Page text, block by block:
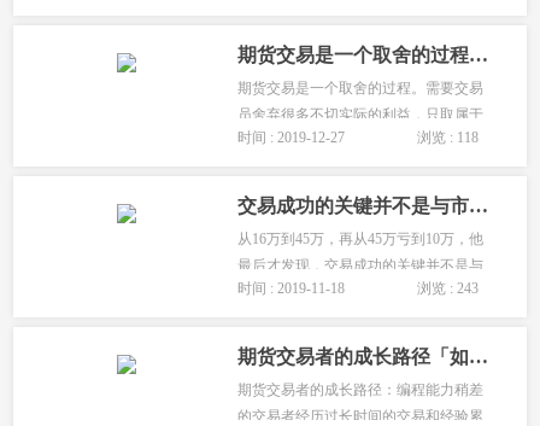
期货交易是一个取舍的过程,抓住属于自己该赚的钱!
期货交易是一个取舍的过程。需要交易
员舍弃很多不切实际的利益，只取属于
自己的那一个环节，该撒网撒网，抓不
时间 : 2019-12-27 浏览 : 118
交易成功的关键并不是与市场作战,而是一个人和自己较劲
从16万到45万，再从45万亏到10万，他
最后才发现，交易成功的关键并不是与
市场作战，打败市场，而是一个人和自
时间 : 2019-11-18 浏览 : 243
期货交易者的成长路径「如何找到一套自己的交易系统?」
期货交易者的成长路径：编程能力稍差
的交易者经历过长时间的交易和经验累